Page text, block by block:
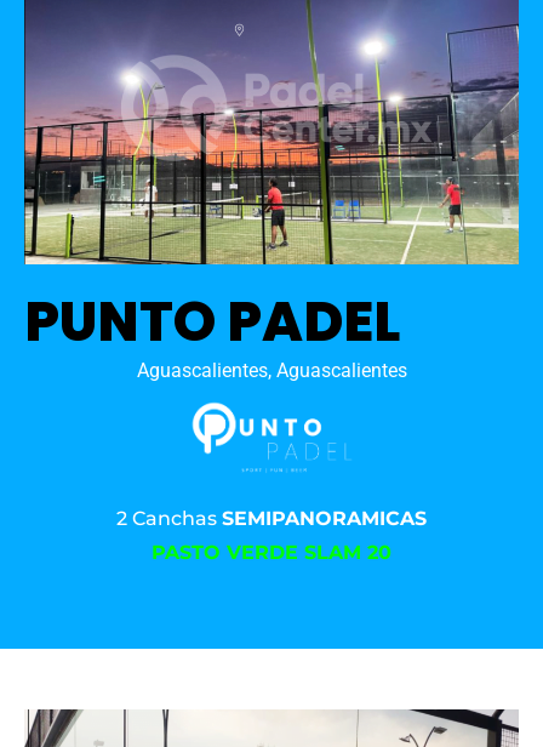
PUNTO PADEL
Aguascalientes, Aguascalientes
2 Canchas SEMIPANORAMICAS
PASTO VERDE SLAM 20